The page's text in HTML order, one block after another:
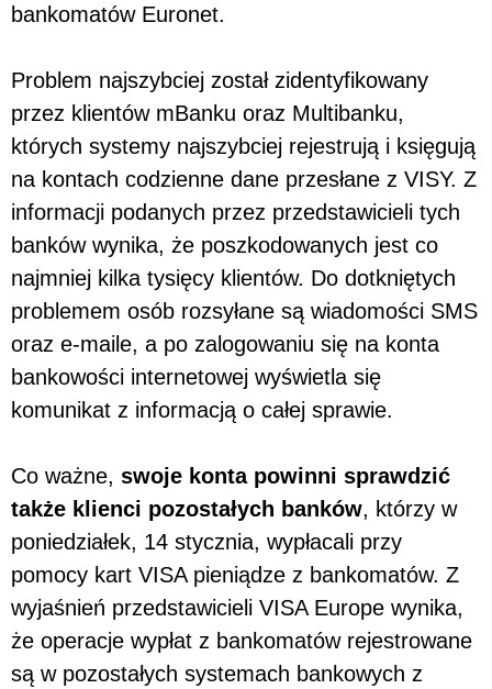
bankomatów Euronet.
Problem najszybciej został zidentyfikowany
przez klientów mBanku oraz Multibanku,
których systemy najszybciej rejestrują i księgują
na kontach codzienne dane przesłane z VISY. Z
informacji podanych przez przedstawicieli tych
banków wynika, że poszkodowanych jest co
najmniej kilka tysięcy klientów. Do dotkniętych
problemem osób rozsyłane są wiadomości SMS
oraz e-maile, a po zalogowaniu się na konta
bankowości internetowej wyświetla się
komunikat z informacją o całej sprawie.
Co ważne, swoje konta powinni sprawdzić
także klienci pozostałych banków, którzy w
poniedziałek, 14 stycznia, wypłacali przy
pomocy kart VISA pieniądze z bankomatów. Z
wyjaśnień przedstawicieli VISA Europe wynika,
że operacje wypłat z bankomatów rejestrowane
są w pozostałych systemach bankowych z